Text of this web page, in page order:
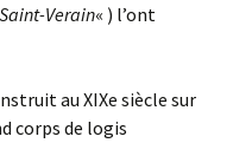
Verain« ) l’ont
au XIXe siècle sur
corps de logis